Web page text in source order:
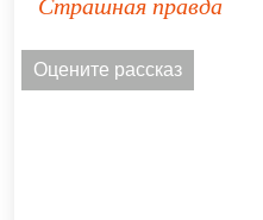
Страшная правда
Оцените рассказ